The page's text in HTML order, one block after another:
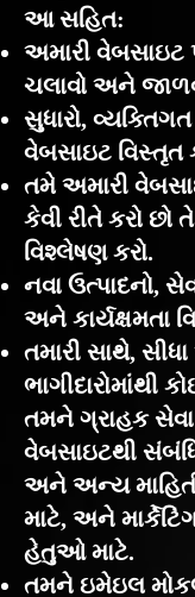
આ સહિત:
અમારી વેબસાઇટ
ચલાવો અને
સુધારો,
વેબસાઇટ વિસ્તૃત
તમે અમારી
કેવી રીતે કરો
વિશ્લેષણ કરો.
નવા ઉત્પાદનો,
અને કાર્યક્ષમતા
તમારી સાથે,
ભાગીદારોમાંથી
તમને ગ્રાહક
વેબસાઇટથી
અને અન્ય
માટે, અને
હેતુઓ માટે.
તમને ઇમેઇલ